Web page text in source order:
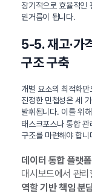
장기적으로 효율적인
밑거름이 됩니다.
5-5. 재고·가
구조 구축
개별 요소의 최적화
진정한 민첩성은 세
발휘됩니다. 이를 위
태스크포스나 통합
구조를 마련해야 합니
데이터 통합 플랫
대시보드에서 관
역할 기반 책임 분